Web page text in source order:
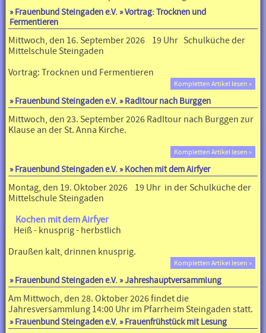
»Frauenbund Steingaden e.V. » Vortrag: Trocknen und
Fermentieren
Mittwoch, den 16. September 2026 19 Uhr Schulküche der
Mittelschule Steingaden
Vortrag: Trocknen und Fermentieren
Kompletten Artikel lesen »
»Frauenbund Steingaden e.V. » Radltour nach Burggen
Mittwoch, den 23. September 2026 Radltour nach Burggen zur
Klause an der St. Anna Kirche.
Kompletten Artikel lesen »
»Frauenbund Steingaden e.V. » Kochen mit dem Airfyer
Montag, den 19. Oktober 2026 19 Uhr in der Schulküche der
Mittelschule Steingaden
Kochen mit dem Airfyer
Heiß - knusprig - herbstlich
Draußen kalt, drinnen knusprig.
Kompletten Artikel lesen »
»Frauenbund Steingaden e.V. » Jahreshauptversammlung
Am Mittwoch, den 28. Oktober 2026 findet die
Jahresversammlung 14:00 Uhr im Pfarrheim Steingaden statt.
»Frauenbund Steingaden e.V. » Frauenfrühstück mit Lesung